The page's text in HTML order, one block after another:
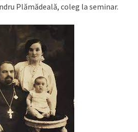
Plămădeală, coleg la seminar.